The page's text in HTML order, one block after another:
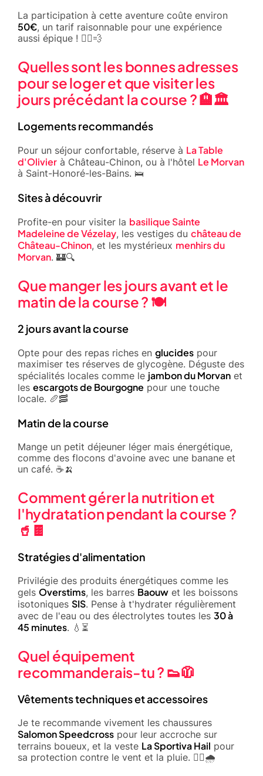
La participation à cette aventure coûte environ
50€, un tarif raisonnable pour une expérience
aussi épique ! 🏃‍♂️💨
Quelles sont les bonnes adresses
pour se loger et que visiter les
jours précédant la course ? 🏨🏛️
Logements recommandés
Pour un séjour confortable, réserve à La Table
d'Olivier à Château-Chinon, ou à l'hôtel Le Morvan
à Saint-Honoré-les-Bains. 🛌
Sites à découvrir
Profite-en pour visiter la basilique Sainte
Madeleine de Vézelay, les vestiges du château de
Château-Chinon, et les mystérieux menhirs du
Morvan. 🏰🔍
Que manger les jours avant et le
matin de la course ? 🍽️
2 jours avant la course
Opte pour des repas riches en glucides pour
maximiser tes réserves de glycogène. Déguste des
spécialités locales comme le jambon du Morvan et
les escargots de Bourgogne pour une touche
locale. 🥖🥓
Matin de la course
Mange un petit déjeuner léger mais énergétique,
comme des flocons d'avoine avec une banane et
un café. ☕🍌
Comment gérer la nutrition et
l'hydratation pendant la course ?
🥤🍫
Stratégies d'alimentation
Privilégie des produits énergétiques comme les
gels Overstims, les barres Baouw et les boissons
isotoniques SIS. Pense à t'hydrater régulièrement
avec de l'eau ou des électrolytes toutes les 30 à
45 minutes. 💧⏳
Quel équipement
recommanderais-tu ? 👟🧥
Vêtements techniques et accessoires
Je te recommande vivement les chaussures
Salomon Speedcross pour leur accroche sur
terrains boueux, et la veste La Sportiva Hail pour
sa protection contre le vent et la pluie. 🏃‍♂️🌧️